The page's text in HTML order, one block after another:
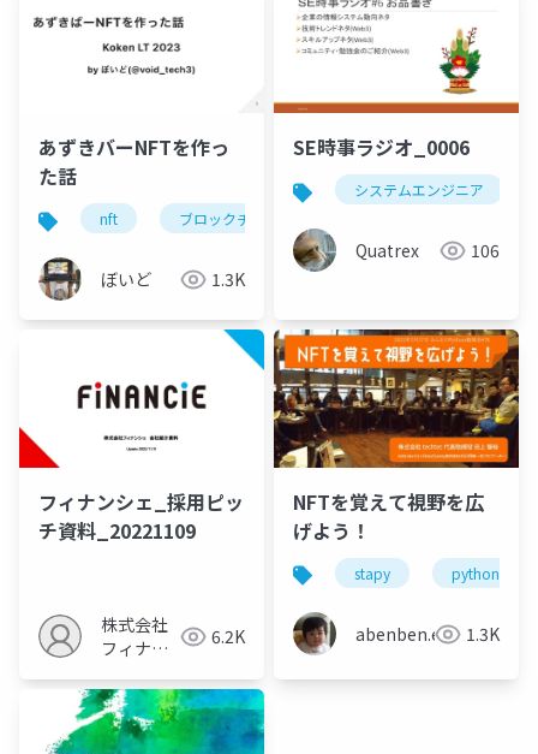
あずきバーNFTを作っ
た話
nft ブロックチェーン
ぼいど 1.3K
SE時事ラジオ_0006
システムエンジニア
Quatrex 106
フィナンシェ_採用ピッ
チ資料_20221109
株式会社
フィナン
6.2K
NFTを覚えて視野を広
げよう！
stapy python
abenben.eth 1.3K